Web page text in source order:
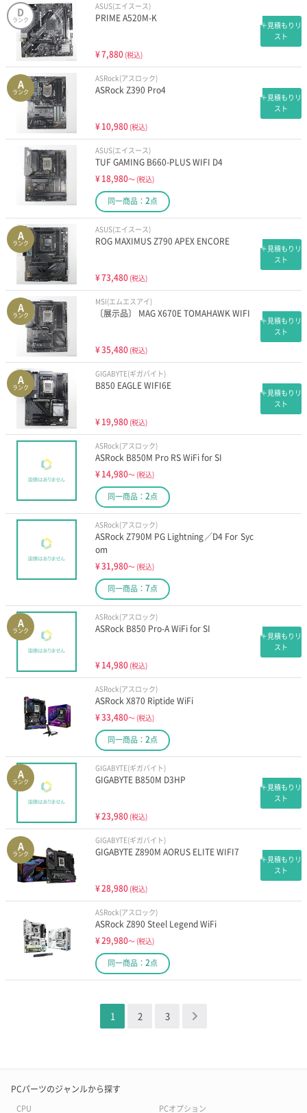
D
ランク
ASUS(エイスース)
PRIME A520M-K
¥7,880 (税込)
＋見積もりリ
スト
A
ランク
ASRock(アスロック)
ASRock Z390 Pro4
¥10,980 (税込)
＋見積もりリ
スト
ASUS(エイスース)
TUF GAMING B660-PLUS WIFI D4
¥18,980～ (税込)
同一商品： 2点
A
ランク
ASUS(エイスース)
ROG MAXIMUS Z790 APEX ENCORE
¥73,480 (税込)
＋見積もりリ
スト
A
ランク
MSI(エムエスアイ)
〔展示品〕 MAG X670E TOMAHAWK WIFI
¥35,480 (税込)
＋見積もりリ
スト
A
ランク
GIGABYTE(ギガバイト)
B850 EAGLE WIFI6E
¥19,980 (税込)
＋見積もりリ
スト
ASRock(アスロック)
ASRock B850M Pro RS WiFi for SI
¥14,980～ (税込)
同一商品： 2点
ASRock(アスロック)
ASRock Z790M PG Lightning／D4 For Syc
om
¥31,980～ (税込)
同一商品： 7点
A
ランク
ASRock(アスロック)
ASRock B850 Pro-A WiFi for SI
¥14,980 (税込)
＋見積もりリ
スト
ASRock(アスロック)
ASRock X870 Riptide WiFi
¥33,480～ (税込)
同一商品： 2点
A
ランク
GIGABYTE(ギガバイト)
GIGABYTE B850M D3HP
¥23,980 (税込)
＋見積もりリ
スト
A
ランク
GIGABYTE(ギガバイト)
GIGABYTE Z890M AORUS ELITE WIFI7
¥28,980 (税込)
＋見積もりリ
スト
ASRock(アスロック)
ASRock Z890 Steel Legend WiFi
¥29,980～ (税込)
同一商品： 2点
1 2 3 ＞
PCパーツのジャンルから探す
CPU
PCオプション